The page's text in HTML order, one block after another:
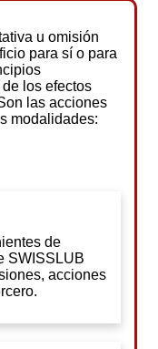
u omisión
para sí o para
los efectos
las acciones
modalidades:
de
SWISSLUB
acciones